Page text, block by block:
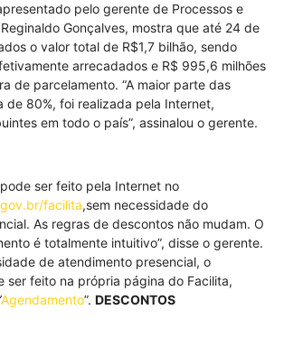
pelo gerente de Processos e
Gonçalves, mostra que até 24 de
o valor total de R$1,7 bilhão, sendo
arrecadados e R$ 995,6 milhões
de parcelamento. “A maior parte das
de 80%, foi realizada pela Internet,
em todo o país”, assinalou o gerente.
ser feito pela Internet no
facilita,sem necessidade do
As regras de descontos não mudam. O
é totalmente intuitivo”, disse o gerente.
de atendimento presencial, o
ser feito na própria página do Facilita,
Agendamento”. DESCONTOS